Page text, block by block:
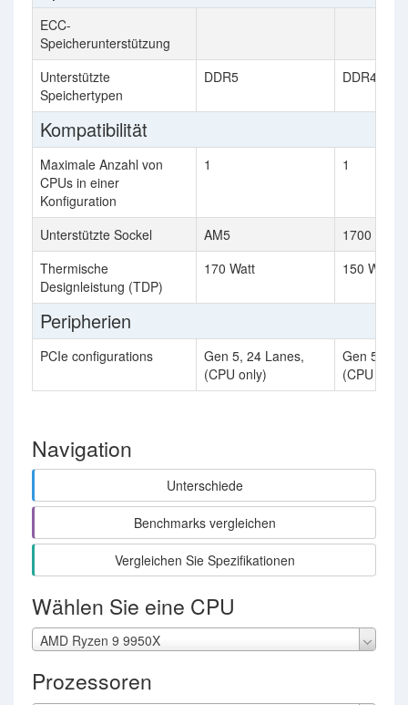
ECC-
Speicherunterstützung
Unterstützte
Speichertypen
DDR5 DDR4,
Kompatibilität
Maximale Anzahl von
CPUs in einer
Konfiguration
1 1
Unterstützte Sockel AM5
1700
Thermische
Designleistung (TDP)
170 Watt 150 Watt
Peripherien
PCIe configurations
Gen 5, 24 Lanes,
(CPU only)
Gen 5, 16
(CPU only)
Navigation
Unterschiede
Benchmarks vergleichen
Vergleichen Sie Spezifikationen
Wählen Sie eine CPU
AMD Ryzen 9 9950X
Prozessoren